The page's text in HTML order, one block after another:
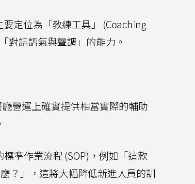
定位為「教練工具」 (Coaching
對話語氣與聲調」的能力。
營運上確實提供相當實際的輔助
準作業流程 (SOP)，例如「這款
？」，這將大幅降低新進人員的訓